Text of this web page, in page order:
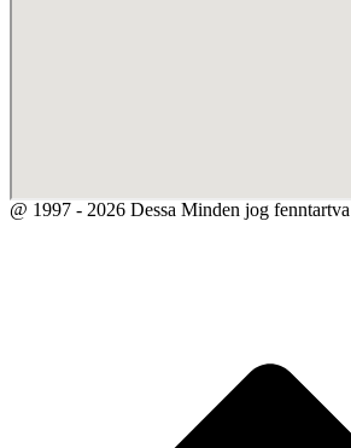
@ 1997 - 2026 Dessa Minden jog fenntartva